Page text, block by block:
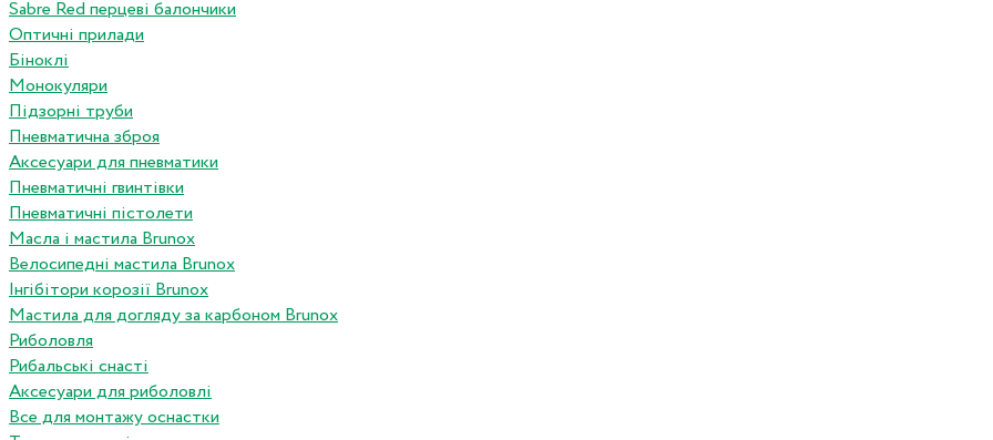
Sabre Red перцеві балончики
Оптичні прилади
Біноклі
Монокуляри
Підзорні труби
Пневматична зброя
Аксесуари для пневматики
Пневматичні гвинтівки
Пневматичні пістолети
Масла і мастила Brunox
Велосипедні мастила Brunox
Інгібітори корозії Brunox
Мастила для догляду за карбоном Brunox
Риболовля
Рибальські снасті
Аксесуари для риболовлі
Все для монтажу оснастки